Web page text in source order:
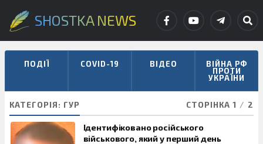
SHOSTKA NEWS
ПОДІЇ COVID-19 ВІДЕО ВІЙНА РФ
ПРОТИ
УКРАЇНИ
КАТЕГОРІЯ: ГУР СТОРІНКА 1 / 2
Ідентифіковано російського
військового, який у перший день